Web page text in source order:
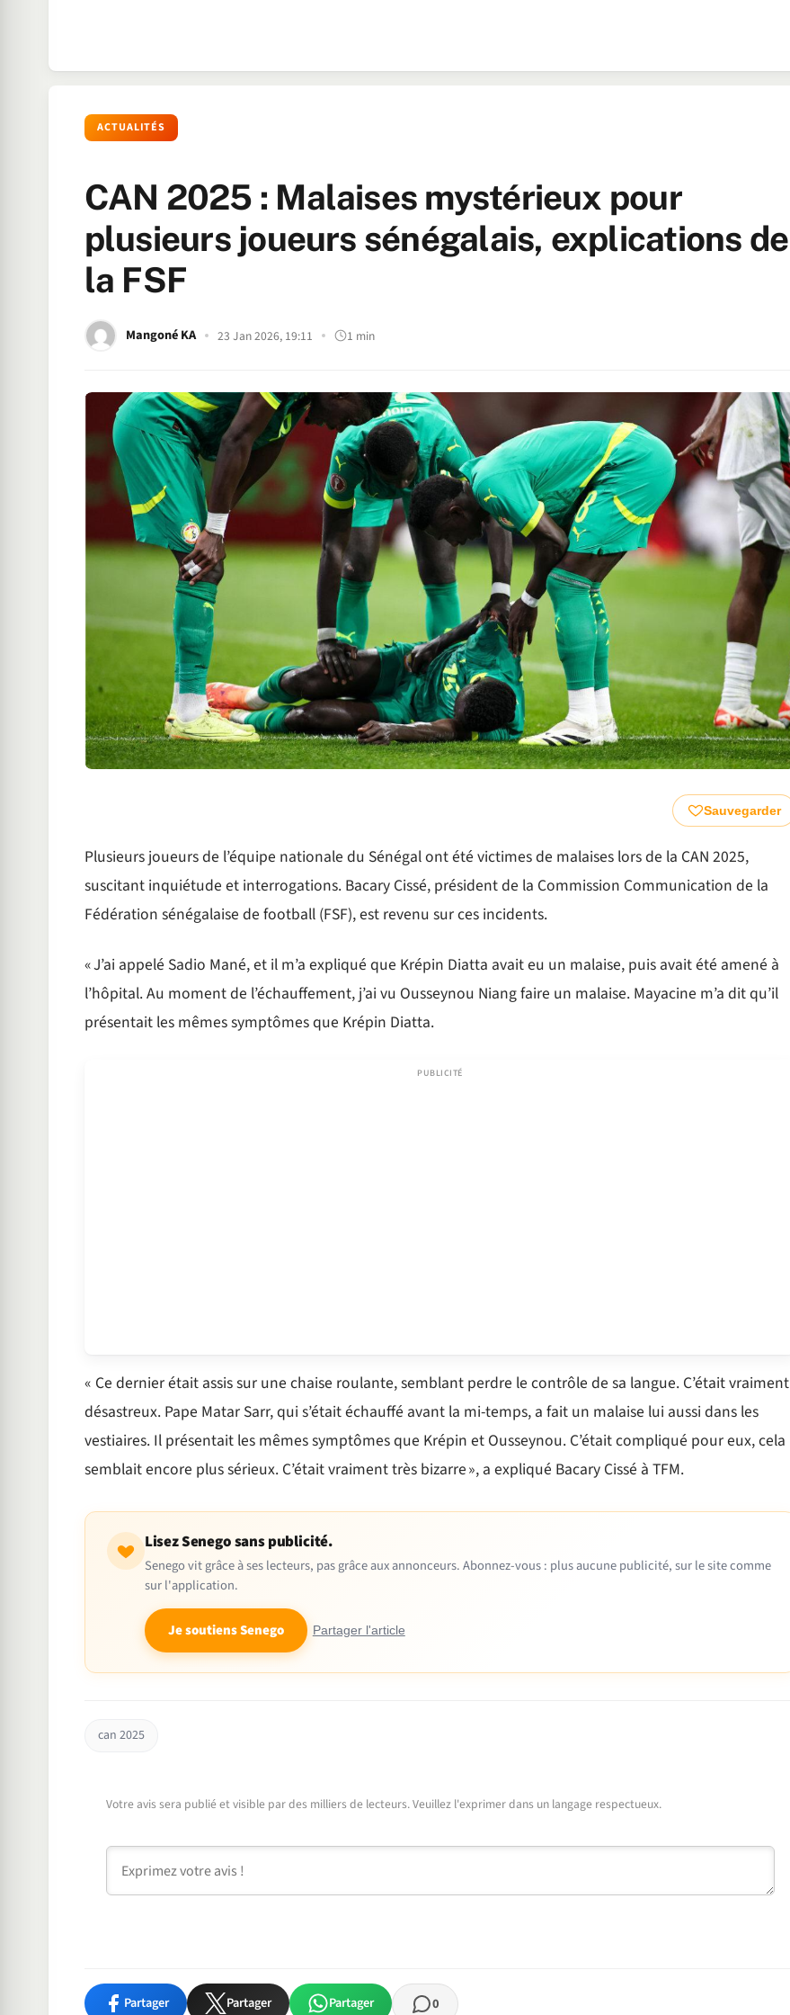
ACTUALITÉS
CAN 2025 : Malaises mystérieux pour
plusieurs joueurs sénégalais, explications de
la FSF
Mangoné KA 23 Jan 2026, 19:11 1 min
Sauvegarder
Plusieurs joueurs de l’équipe nationale du Sénégal ont été victimes de malaises lors de la CAN 2025,
suscitant inquiétude et interrogations. Bacary Cissé, président de la Commission Communication de la
Fédération sénégalaise de football (FSF), est revenu sur ces incidents.
« J’ai appelé Sadio Mané, et il m’a expliqué que Krépin Diatta avait eu un malaise, puis avait été amené à
l’hôpital. Au moment de l’échauffement, j’ai vu Ousseynou Niang faire un malaise. Mayacine m’a dit qu’il
présentait les mêmes symptômes que Krépin Diatta.
« Ce dernier était assis sur une chaise roulante, semblant perdre le contrôle de sa langue. C’était vraiment
désastreux. Pape Matar Sarr, qui s’était échauffé avant la mi-temps, a fait un malaise lui aussi dans les
vestiaires. Il présentait les mêmes symptômes que Krépin et Ousseynou. C’était compliqué pour eux, cela
semblait encore plus sérieux. C’était vraiment très bizarre », a expliqué Bacary Cissé à TFM.
Lisez Senego sans publicité.
Senego vit grâce à ses lecteurs, pas grâce aux annonceurs. Abonnez-vous : plus aucune publicité, sur le site comme
sur l'application.
Je soutiens Senego Partager l'article
can 2025
Votre avis sera publié et visible par des milliers de lecteurs. Veuillez l'exprimer dans un langage respectueux.
Partager Partager Partager 0